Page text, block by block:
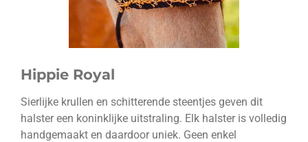
Hippie Royal
Sierlijke krullen en schitterende steentjes geven dit
halster een koninklijke uitstraling. Elk halster is volledig
handgemaakt en daardoor uniek. Geen enkel